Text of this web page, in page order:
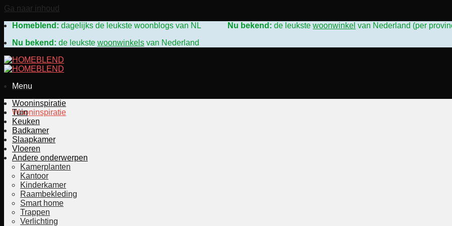
Ga naar inhoud
Homeblend: dagelijks de leukste woonblogs van NL Nu bekend: de leukste woonwinkel van Nederland (per
Nu bekend: de leukste woonwinkels van Nederland
Menu
Woonwinkels
Wooninspiratie
Wooninspiratie
Tuin
Keuken
Badkamer
Slaapkamer
Vloeren
Andere onderwerpen
Kamerplanten
Kantoor
Kinderkamer
Raambekleding
Smart home
Trappen
Verlichting